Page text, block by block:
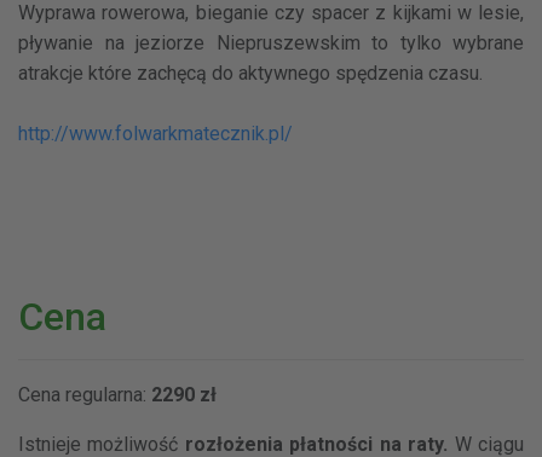
Wyprawa rowerowa, bieganie czy spacer z kijkami w lesie,
pływanie na jeziorze Niepruszewskim to tylko wybrane
atrakcje które zachęcą do aktywnego spędzenia czasu.
http://www.folwarkmatecznik.pl/
Cena
Cena regularna: 2290 zł
Istnieje możliwość rozłożenia płatności na raty. W ciągu